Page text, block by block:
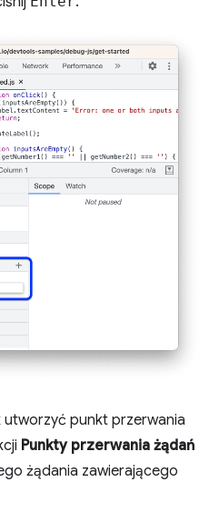
utworzyć punkt przerwania
Punkty przerwania żądań
żądania zawierającego